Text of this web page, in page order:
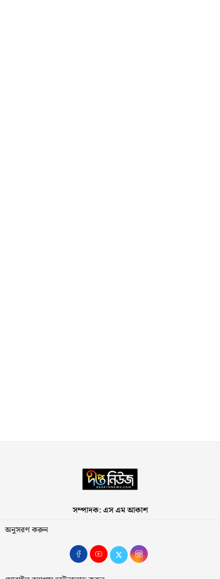
সম্পাদক: এস এম আকাশ
অনুসরণ করুন